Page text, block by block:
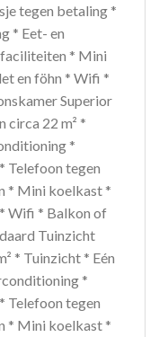
tegen betaling *
* Eet- en
* Mini
en föhn * Wifi *
Superior
circa 22 m² *
*
Telefoon tegen
* Mini koelkast *
Wifi * Balkon of
Tuinzicht
* Tuinzicht * Eén
*
Telefoon tegen
* Mini koelkast *